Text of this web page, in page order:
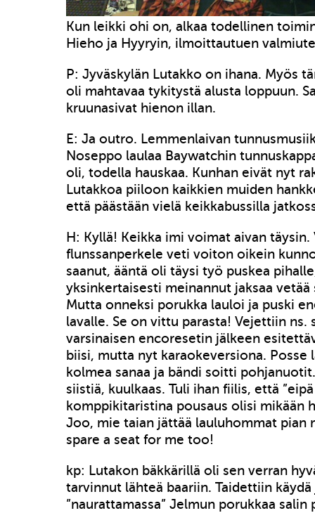
Kun leikki ohi on, alkaa todellinen
Hieho ja Hyyryin, ilmoittautuen
P: Jyväskylän Lutakko on ihana. Myös
oli mahtavaa tykitystä alusta loppuun.
kruunasivat hienon illan.
E: Ja outro. Lemmenlaivan
Noseppo laulaa Baywatchin
oli, todella hauskaa. Kunhan eivät nyt
Lutakkoa piiloon kaikkien muiden
että päästään vielä keikkabussilla
H: Kyllä! Keikka imi voimat aivan
flunssanperkele veti voiton oikein
saanut, ääntä oli täysi työ puskea
yksinkertaisesti meinannut jaksaa
Mutta onneksi porukka lauloi ja puski
lavalle. Se on vittu parasta! Vejettiin ns.
varsinaisen encoresetin jälkeen
biisi, mutta nyt karaokeversiona. Posse
kolmea sanaa ja bändi soitti
siistiä, kuulkaas. Tuli ihan fiilis, että
komppikitaristina pousaus olisi mikään
Joo, mie taian jättää lauluhommat pian
spare a seat for me too!
kp: Lutakon bäkkärillä oli sen verran
tarvinnut lähteä baariin. Taidettiin käydä
”naurattamassa” Jelmun porukkaa